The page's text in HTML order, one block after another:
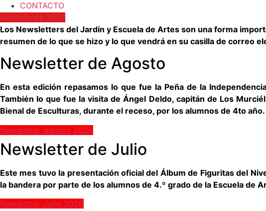
CONTACTO
Admisiones 2027
Los Newsletters del Jardín y Escuela de Artes son una forma
resumen de lo que se hizo y lo que vendrá en su casilla de correo
Newsletter de Agosto
En esta edición repasamos lo que fue la Peña de la
También lo que fue la visita de Ángel Deldo, capitán de Los
Bienal de Esculturas, durante el receso, por los alumnos de 4to año.
Newsletter Agosto 2026
Newsletter de Julio
Este mes tuvo la presentación oficial del Álbum de Figuritas del
la bandera por parte de los alumnos de 4.º grado de la Escuela de
Newsletter Julio 2026